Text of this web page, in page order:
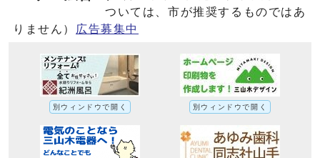
ついては、市が推奨するものではあ
りません） 広告募集中
別ウィンドウで開く 別ウィンドウで開く